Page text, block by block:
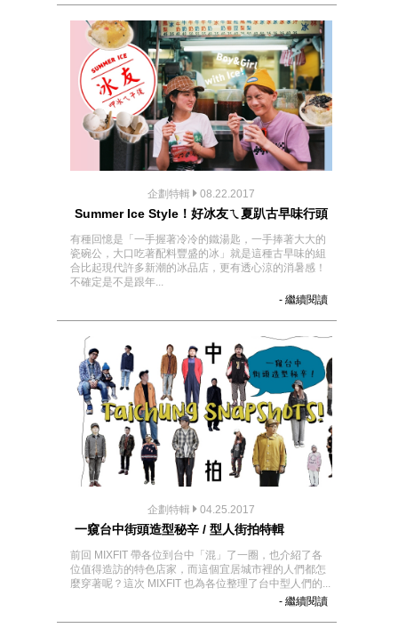
企劃特輯 08.22.2017
Summer Ice Style！好冰友ㄟ夏趴古早味行頭
有種回憶是「一手握著冷冷的鐵湯匙，一手捧著大大的
瓷碗公，大口吃著配料豐盛的冰」就是這種古早味的組
合比起現代許多新潮的冰品店，更有透心涼的消暑感！
不確定是不是跟年...
- 繼續閱讀
企劃特輯 04.25.2017
一窺台中街頭造型秘辛 / 型人街拍特輯
前回 MIXFIT 帶各位到台中「混」了一圈，也介紹了各
位值得造訪的特色店家，而這個宜居城市裡的人們都怎
麼穿著呢？這次 MIXFIT 也為各位整理了台中型人們的...
- 繼續閱讀